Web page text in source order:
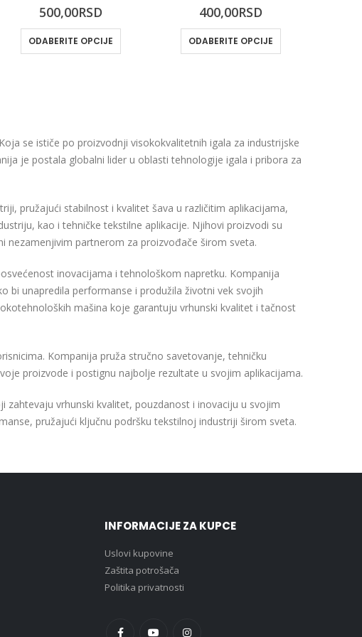
500,00RSD
ODABERITE OPCIJE
400,00RSD
ODABERITE OPCIJE
se ističe po proizvodnji visokokvalitetnih igala za industrijske
je postala globalni lider u oblasti tehnologije igala i pribora za
pružajući stabilnost i kvalitet šava u različitim aplikacijama,
kao i tehničke tekstilne aplikacije. Njihovi proizvodi su
partnerom za proizvođače širom sveta.
inovacijama i tehnološkom napretku. Kompanija
bi unapredila performanse i produžila životni vek svojih
mašina koje garantuju vrhunski kvalitet i tačnost
Kompanija pruža stručno savetovanje, tehničku
proizvode i postignu najbolje rezultate u svojim aplikacijama.
zahtevaju vrhunski kvalitet, pouzdanost i inovaciju u svojim
pružajući ključnu podršku tekstilnoj industriji širom sveta.
INFORMACIJE ZA KUPCE
Uslovi kupovine
Zaštita potrošača
Politika privatnosti